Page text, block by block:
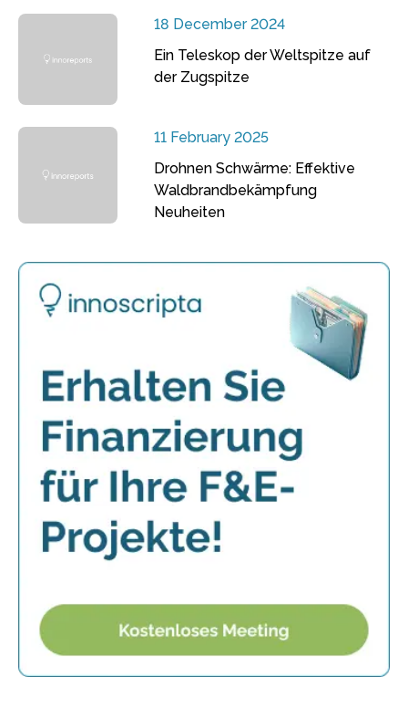
18 December 2024
Ein Teleskop der Weltspitze auf
der Zugspitze
11 February 2025
Drohnen Schwärme: Effektive
Waldbrandbekämpfung
Neuheiten